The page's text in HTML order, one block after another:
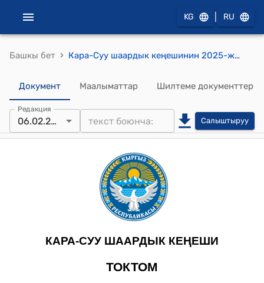
KG RU
Башкы бет › Кара-Суу шаардык кеңешинин 2025-жылдын 6-февралы № 3/1 Кара-Суу шаарынын 2024-жыл ичинде социалдык-экономикалык өнүгүүсү боюнча шаар мэринин отчету жөнүндө токтому
Документ Маалыматтар Шилтеме документтер
Редакция
06.02.2025 Салыштыруу